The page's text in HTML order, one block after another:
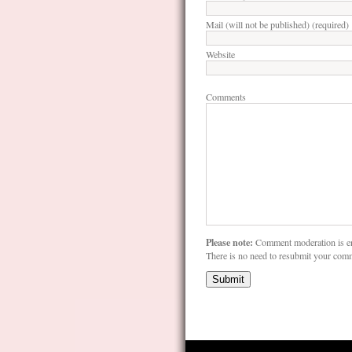
Mail (will not be published) (required)
Website
Comments
Please note: Comment moderation is
There is no need to resubmit your